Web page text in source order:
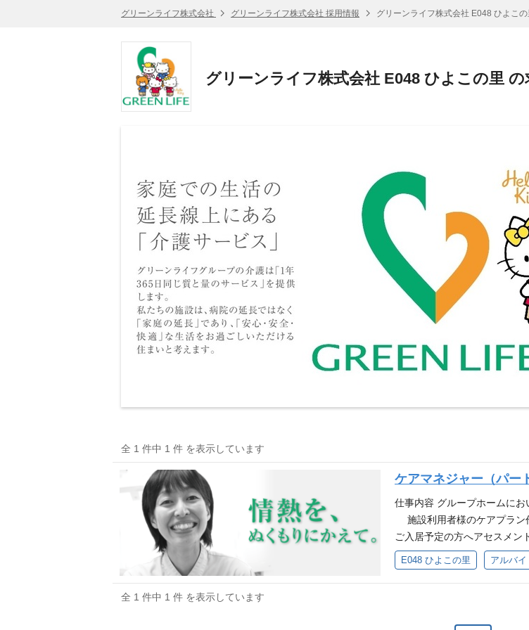
グリーンライフ株式会社 グリーンライフ株式会社 採用情報 グリーンライフ株式会社 E048 ひよこ
グリーンライフ株式会社 E048 ひよこの里 の
全 1 件中 1 件 を表示しています
ケアマネジャー（パー
仕事内容 グループホームに
施設利用者様のケアプラン
ご入居予定の方へアセスメン
説明や相談対応 ・モニタリ
容の管理を行っていただき
募資格 (1)介護支援専門員 (2)
E048 ひよこの里 アルバイ
全 1 件中 1 件 を表示しています